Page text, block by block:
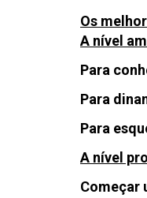
Os
A nível
Para
Para
Para
A nível
Começar